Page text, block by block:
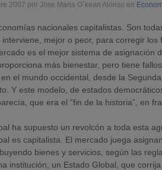
2007 por Jose Maria O´kean Alonso en
nacionales capitalistas. Son
interviene, mejor o peor, para corregir los
es el mejor sistema de asignación
más bienestar, pero tiene
el mundo occidental, desde la
Y este modelo, de estados
que era el “fin de la historia”, en
ha supuesto un revolcón a toda esta
es capitalista. El mercado juega
bienes y servicios, según las
institución, un Estado Global, que